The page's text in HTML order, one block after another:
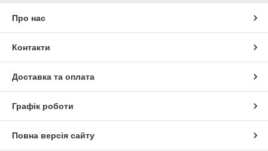
Про нас
Контакти
Доставка та оплата
Графік роботи
Повна версія сайту